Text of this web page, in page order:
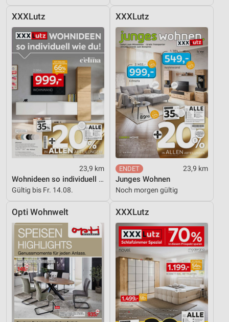
XXXLutz
23,9 km
Wohnideen so individuell wie du!
Gültig bis Fr. 14.08.
XXXLutz
23,9 km
Junges Wohnen
Noch morgen gültig
Opti Wohnwelt XXXLutz